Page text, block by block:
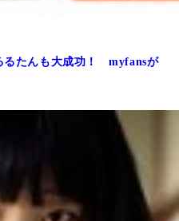
るたんも大成功！ myfansが